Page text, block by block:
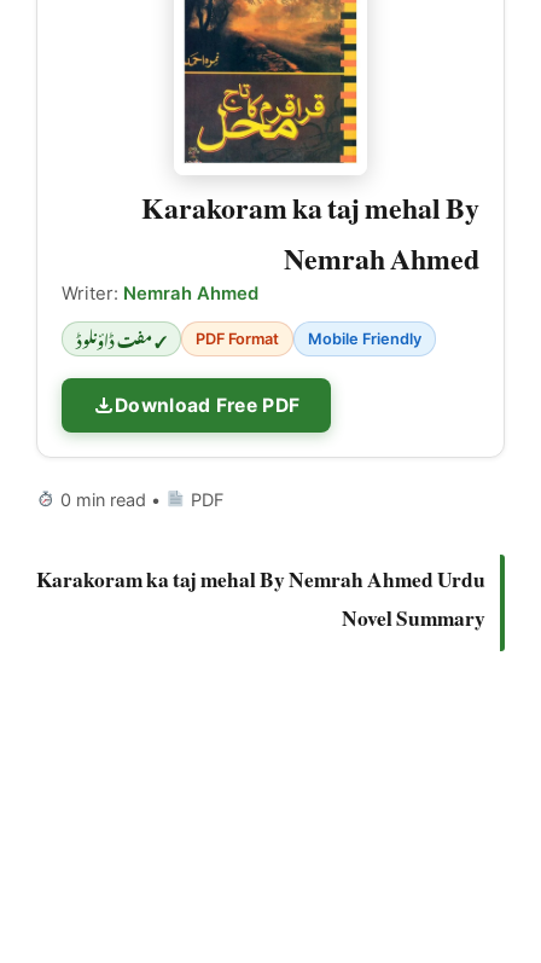
Karakoram ka taj mehal By
Nemrah Ahmed
Writer: Nemrah Ahmed
✓ مفت ڈاؤنلوڈ PDF Format Mobile Friendly
Download Free PDF
0 min read • PDF
Karakoram ka taj mehal By Nemrah Ahmed Urdu
Novel Summary